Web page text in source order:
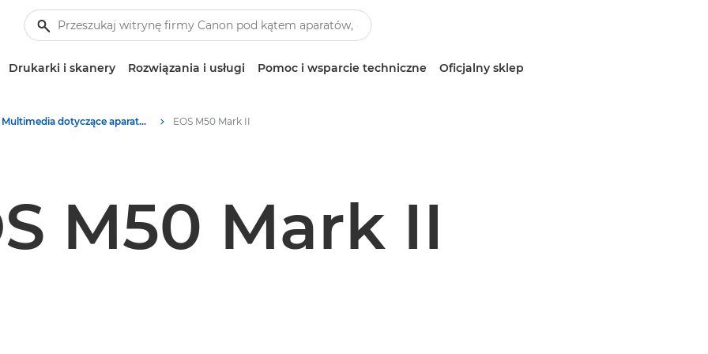
Drukarki i skanery Rozwiązania i usługi Pomoc i wsparcie techniczne Oficjalny sklep
Multimedia dotyczące aparatów i akcesoriów – centrum prasowe firmy Canon EOS M50 Mark II
M50 Mark II